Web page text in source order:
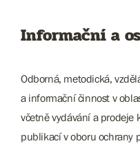
Informační a
Odborná, metodická,
a informační činnost v
včetně vydávání a
publikací v oboru ochrany